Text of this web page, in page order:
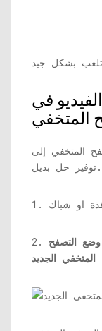
الفيديو في
المتخفي إلى
توفير حل بديل.
وضع التصفح
المتخفي الجديد